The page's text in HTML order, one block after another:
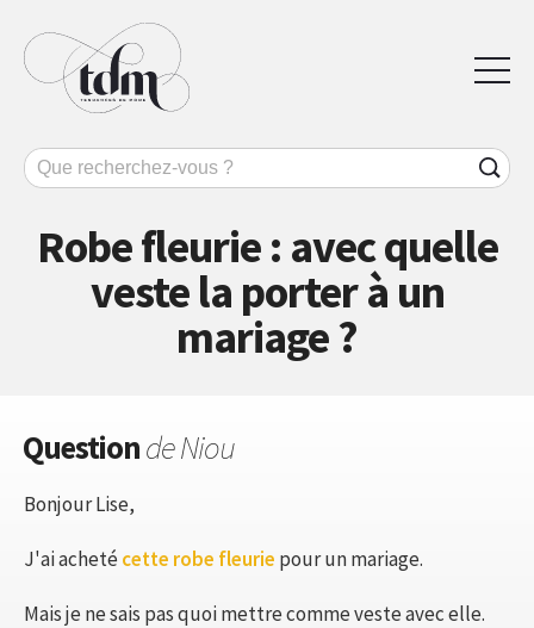
Robe fleurie : avec quelle
veste la porter à un
mariage ?
Questionde Niou
Bonjour Lise,
J'ai achetécette robe fleurie pour un mariage.
Mais je ne sais pas quoi mettre comme veste avec elle.